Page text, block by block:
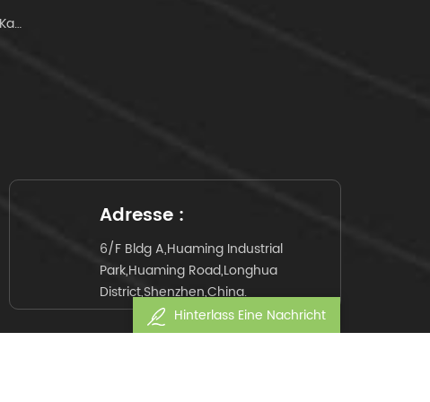
Bow Type Butterfly Ftth Drop-Kabel
Adresse :
6/F Bldg A,Huaming Industrial
Park,Huaming Road,Longhua
District,Shenzhen,China.
Hinterlass Eine Nachricht